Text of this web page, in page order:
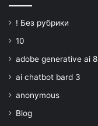
! Без рубрики
10
adobe generative ai 8
ai chatbot bard 3
anonymous
Blog